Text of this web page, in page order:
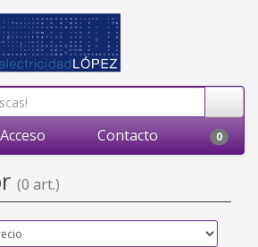
Acceso Contacto 0
(0 art.)